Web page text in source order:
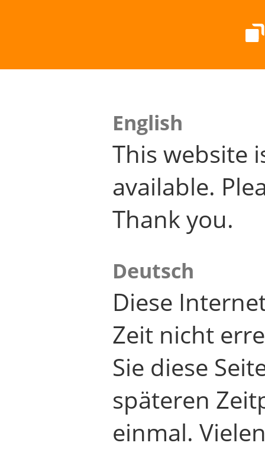
English
This website
available.
Thank you.
Deutsch
Diese
Zeit nicht
Sie diese
späteren
einmal.